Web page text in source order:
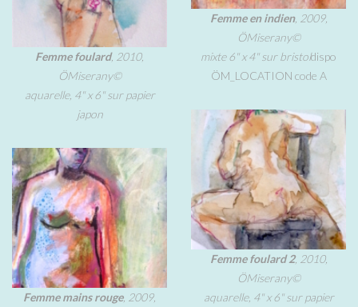
Femme en indien, 2009,
ÖMiserany©
mixte 6" x 4" sur bristoldispo
ÖM_LOCATION code A
Femme foulard, 2010,
ÖMiserany©
aquarelle, 4" x 6" sur papier
japon
Femme foulard 2, 2010,
ÖMiserany©
aquarelle, 4" x 6" sur papier
Femme mains rouge, 2009,